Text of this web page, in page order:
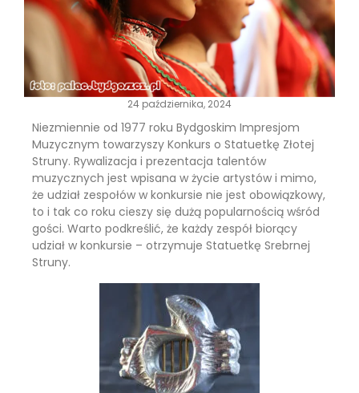
24 października, 2024
Niezmiennie od 1977 roku Bydgoskim Impresjom
Muzycznym towarzyszy Konkurs o Statuetkę Złotej
Struny. Rywalizacja i prezentacja talentów
muzycznych jest wpisana w życie artystów i mimo,
że udział zespołów w konkursie nie jest obowiązkowy,
to i tak co roku cieszy się dużą popularnością wśród
gości. Warto podkreślić, że każdy zespół biorący
udział w konkursie – otrzymuje Statuetkę Srebrnej
Struny.